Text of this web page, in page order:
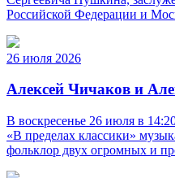
Российской Федерации и
26 июля 2026
Алексей Чичаков и
В воскресенье 26 июля в
«В пределах классики»
фольклор двух огромных и